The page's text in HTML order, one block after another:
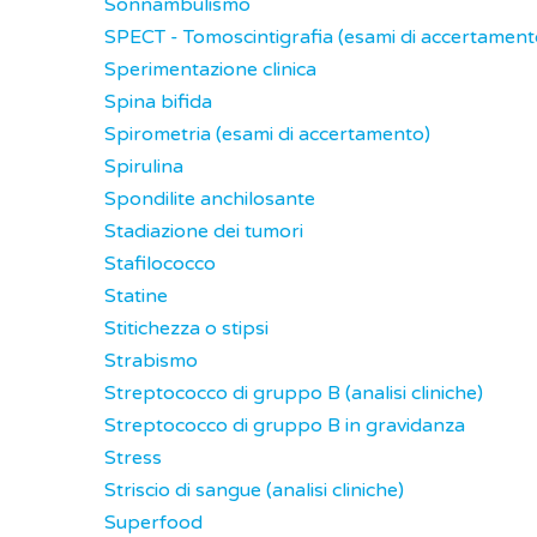
Sonnambulismo
SPECT - Tomoscintigrafia (esami di
Sperimentazione clinica
Spina bifida
Spirometria (esami di accertamento)
Spirulina
Spondilite anchilosante
Stadiazione dei tumori
Stafilococco
Statine
Stitichezza o stipsi
Strabismo
Streptococco di gruppo B (analisi cliniche)
Streptococco di gruppo B in gravidanza
Stress
Striscio di sangue (analisi cliniche)
Superfood